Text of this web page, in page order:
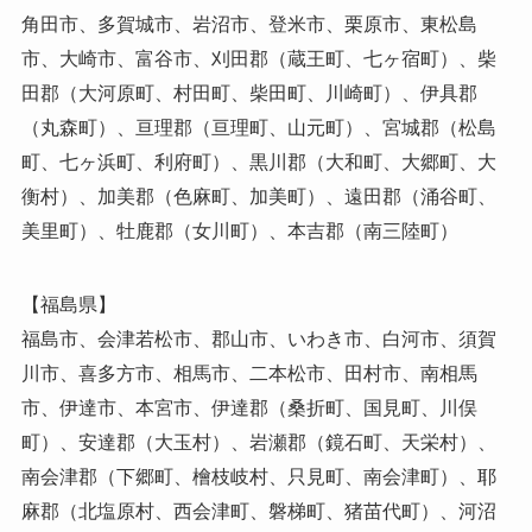
角田市、多賀城市、岩沼市、登米市、栗原市、東松島
市、大崎市、富谷市、刈田郡（蔵王町、七ヶ宿町）、柴
田郡（大河原町、村田町、柴田町、川崎町）、伊具郡
（丸森町）、亘理郡（亘理町、山元町）、宮城郡（松島
町、七ヶ浜町、利府町）、黒川郡（大和町、大郷町、大
衡村）、加美郡（色麻町、加美町）、遠田郡（涌谷町、
美里町）、牡鹿郡（女川町）、本吉郡（南三陸町）
【福島県】
福島市、会津若松市、郡山市、いわき市、白河市、須賀
川市、喜多方市、相馬市、二本松市、田村市、南相馬
市、伊達市、本宮市、伊達郡（桑折町、国見町、川俣
町）、安達郡（大玉村）、岩瀬郡（鏡石町、天栄村）、
南会津郡（下郷町、檜枝岐村、只見町、南会津町）、耶
麻郡（北塩原村、西会津町、磐梯町、猪苗代町）、河沼